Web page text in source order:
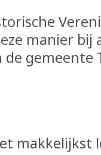
manier bij
gemeente
makkelijkst